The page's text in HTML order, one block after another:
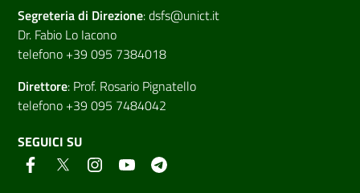
Segreteria di Direzione:dsfs@unict.it
Dr. Fabio Lo Iacono
telefono +39 095 7384018
Direttore: Prof. Rosario Pignatello
telefono +39 095 7484042
SEGUICI SU